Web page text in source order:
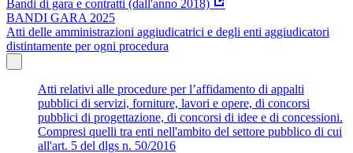
Bandi di gara e contratti (dall'anno 2018)
BANDI GARA 2025
Atti delle amministrazioni aggiudicatrici e degli enti aggiudicatori
distintamente per ogni procedura
Atti relativi alle procedure per l’affidamento di appalti
pubblici di servizi, forniture, lavori e opere, di concorsi
pubblici di progettazione, di concorsi di idee e di concessioni.
Compresi quelli tra enti nell'ambito del settore pubblico di cui
all'art. 5 del dlgs n. 50/2016